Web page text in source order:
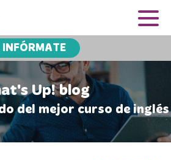
INFÓRMATE
Up! blog
del mejor curso de inglés